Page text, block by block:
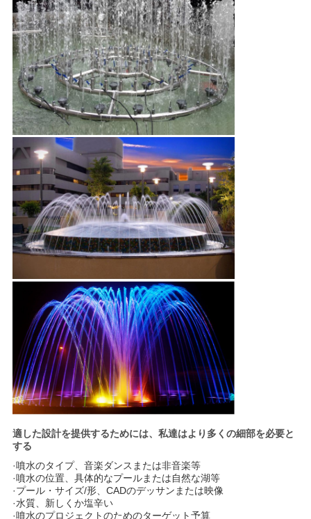
適した設計を提供するためには、私達はより多くの細部を必要と
する
·噴水のタイプ、音楽ダンスまたは非音楽等
·噴水の位置、具体的なプールまたは自然な湖等
·プール・サイズ/形、CADのデッサンまたは映像
·水質、新しくか塩辛い
·噴水のプロジェクトのためのターゲット予算